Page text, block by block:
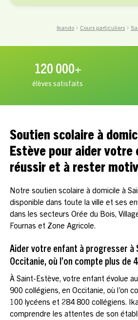
Ikando Cours particuliers
120 000+
élèves satisfaits
Soutien scolaire à
Estève pour aider votre
réussir et à rester
Notre soutien scolaire à domicile à
disponible dans toute la ville et ses
dans les secteurs Orée du Bois,
Fournas et Zone Agricole.
Aider votre enfant à progresser à
Occitanie, où l’on compte plus de
À Saint-Estève, votre enfant évolue
900 collégiens, en Occitanie, où l’on
100 lycéens et 284 800 collégiens.
comprendre les attentes de son